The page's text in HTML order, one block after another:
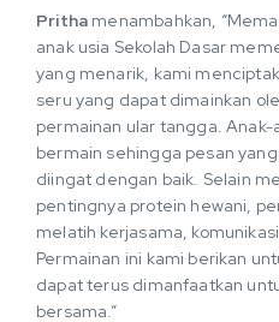
Pritha menambahkan,
anak usia Sekolah Dasar
yang menarik, kami
seru yang dapat dimainkan
permainan ular tangga.
bermain sehingga pesan
diingat dengan baik. Selain
pentingnya protein hewani,
melatih kerjasama,
Permainan ini kami berikan
dapat terus dimanfaatkan
bersama.”